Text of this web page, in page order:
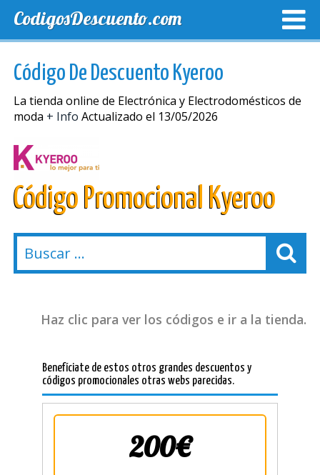
CodigosDescuento.com
Código De Descuento Kyeroo
La tienda online de Electrónica y Electrodomésticos de
moda + Info Actualizado el 13/05/2026
Código Promocional Kyeroo
Haz clic para ver los códigos e ir a la tienda.
Benefíciate de estos otros grandes descuentos y
códigos promocionales otras webs parecidas.
200€